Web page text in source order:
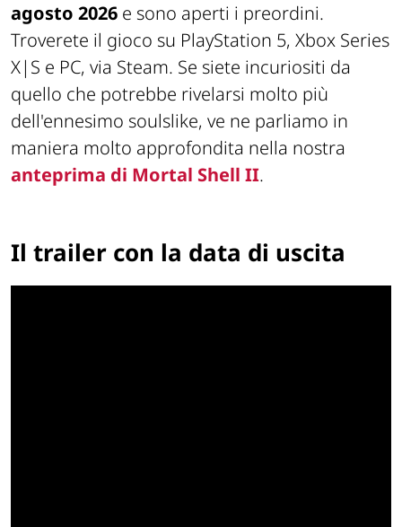
agosto 2026 e sono aperti i preordini.
Troverete il gioco su PlayStation 5, Xbox Series
X|S e PC, via Steam. Se siete incuriositi da
quello che potrebbe rivelarsi molto più
dell'ennesimo soulslike, ve ne parliamo in
maniera molto approfondita nella nostra
anteprima di Mortal Shell II.
Il trailer con la data di uscita